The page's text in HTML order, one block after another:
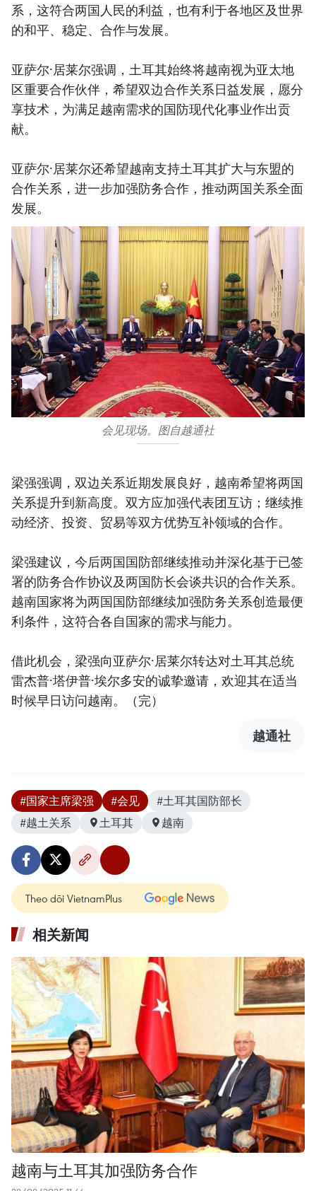
系，这符合两国人民的利益，也有利于各地区及世界
的和平、稳定、合作与发展。
亚萨尔·居莱尔强调，土耳其始终将越南视为亚太地
区重要合作伙伴，希望双边合作关系日益发展，愿分
享技术，为满足越南需求的国防现代化事业作出贡
献。
亚萨尔·居莱尔还希望越南支持土耳其扩大与东盟的
合作关系，进一步加强防务合作，推动两国关系全面
发展。
会见现场。图自越通社
梁强强调，双边关系近期发展良好，越南希望将两国
关系提升到新高度。双方应加强代表团互访；继续推
动经济、投资、贸易等双方优势互补领域的合作。
梁强建议，今后两国国防部继续推动并深化基于已签
署的防务合作协议及两国防长会谈共识的合作关系。
越南国家将为两国国防部继续加强防务关系创造最便
利条件，这符合各自国家的需求与能力。
借此机会，梁强向亚萨尔·居莱尔转达对土耳其总统
雷杰普·塔伊普·埃尔多安的诚挚邀请，欢迎其在适当
时候早日访问越南。（完）
越通社
#国家主席梁强 #会见
#土耳其国防部长
#越土关系
土耳其 越南
Theo dõi VietnamPlus
相关新闻
越南与土耳其加强防务合作